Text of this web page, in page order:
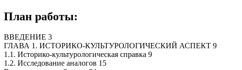
План работы:
ВВЕДЕНИЕ 3
ГЛАВА 1. ИСТОРИКО-КУЛЬТУРОЛОГИЧЕСКИЙ АСПЕКТ 9
1.1. Историко-культурологическая справка 9
1.2. Исследование аналогов 15